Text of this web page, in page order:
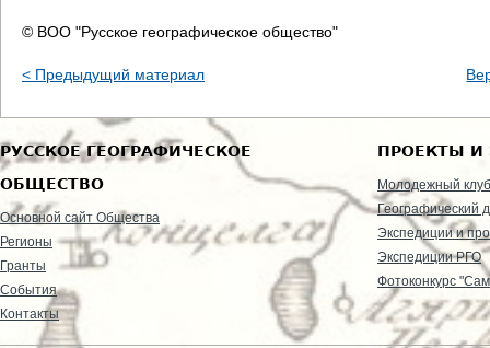
© ВОО "Русское географическое общество"
< Предыдущий материал
РУССКОЕ ГЕОГРАФИЧЕСКОЕ
ОБЩЕСТВО
Основной сайт Общества
Регионы
Гранты
События
Контакты
ПРОЕКТЫ И
Молодежный клуб
Географический
Экспедиции и
Экспедиции РГО
Фотоконкурс